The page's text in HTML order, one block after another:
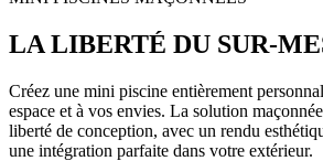
LA LIBERTÉ DU SUR-
Créez une mini piscine entièrement
espace et à vos envies. La solution
liberté de conception, avec un rendu
une intégration parfaite dans votre extérieur.